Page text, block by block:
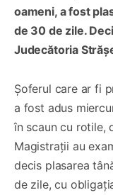
oameni, a fost
de 30 de zile.
Judecătoria
Șoferul care ar fi
a fost adus
în scaun cu rotile,
Magistrații au
decis plasarea
de zile, cu